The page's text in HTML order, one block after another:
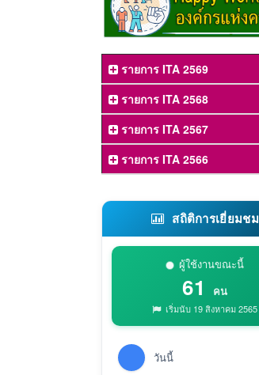
รายการ ITA 2569
รายการ ITA 2568
รายการ ITA 2567
รายการ ITA 2566
สถิติการเยี่ยมชม
ผู้ใช้งานขณะนี้
61 คน
เริ่มนับ 19 สิงหาคม 2565
วันนี้